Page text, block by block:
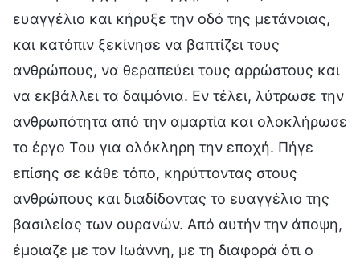
ευαγγέλιο και κήρυξε την οδό της μετάνοιας,
και κατόπιν ξεκίνησε να βαπτίζει τους
ανθρώπους, να θεραπεύει τους αρρώστους και
να εκβάλλει τα δαιμόνια. Εν τέλει, λύτρωσε την
ανθρωπότητα από την αμαρτία και ολοκλήρωσε
το έργο Του για ολόκληρη την εποχή. Πήγε
επίσης σε κάθε τόπο, κηρύττοντας στους
ανθρώπους και διαδίδοντας το ευαγγέλιο της
βασιλείας των ουρανών. Από αυτήν την άποψη,
έμοιαζε με τον Ιωάννη, με τη διαφορά ότι ο